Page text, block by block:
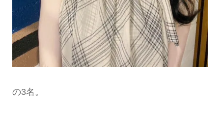
の3名。